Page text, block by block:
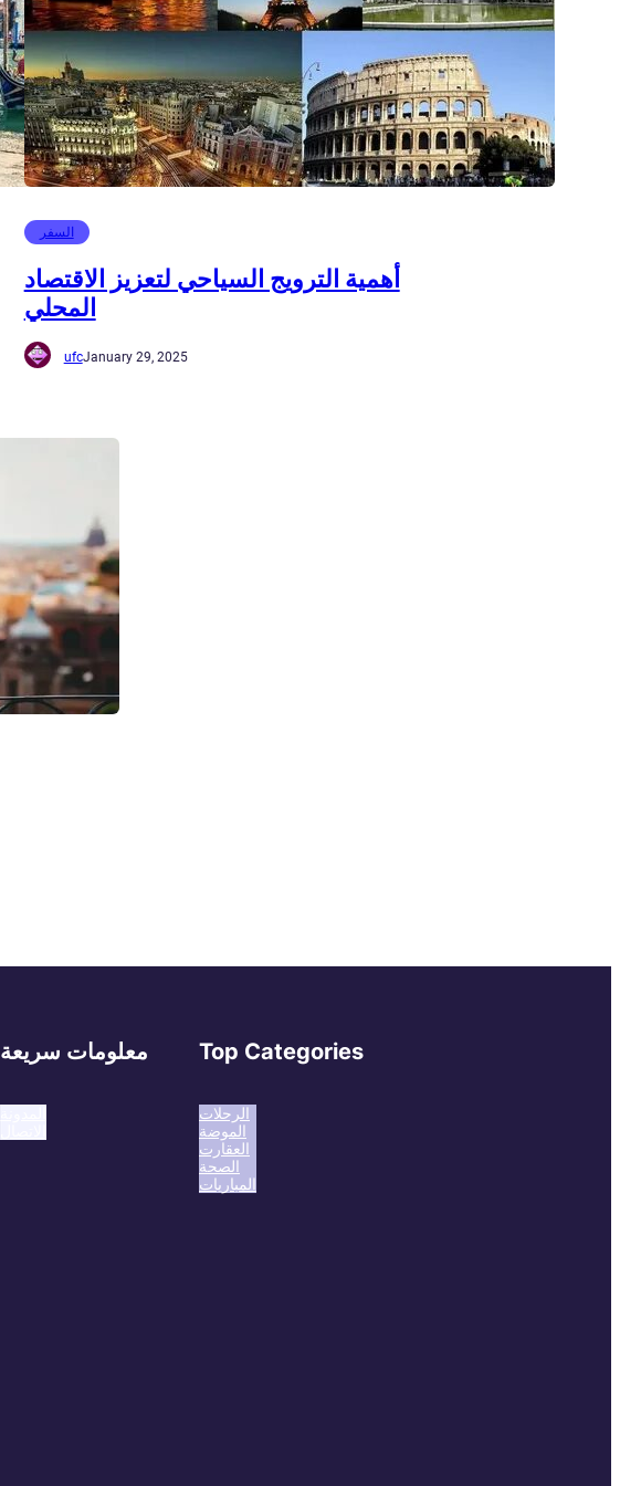
السفر
أهمية الترويج السياحي لتعزيز الاقتصاد
المحلي
ufcJanuary 29, 2025
معلومات سريعة Top Categories
الرحلات
الموضة
العقارت
الصحة
المباريات